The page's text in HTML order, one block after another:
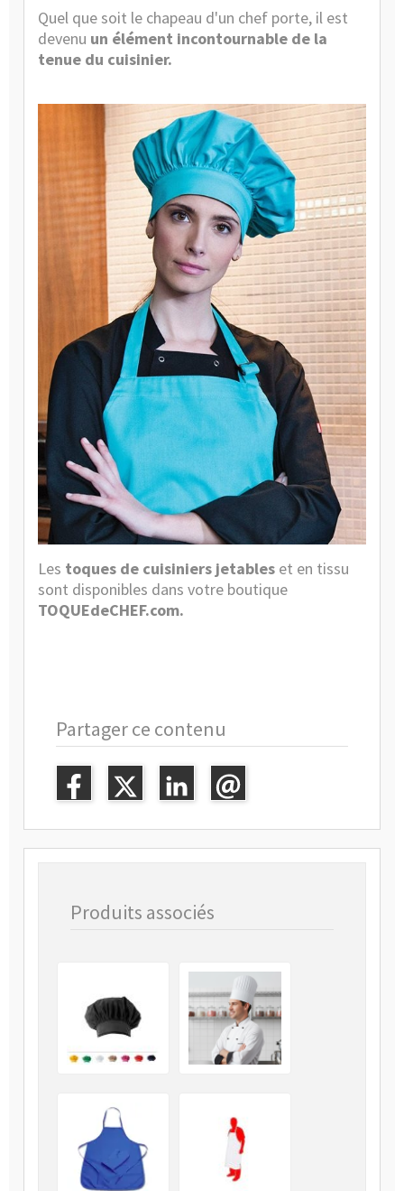
Quel que soit le chapeau d'un chef porte, il est
devenu un élément incontournable de la
tenue du cuisinier.
Les toques de cuisiniers jetables et en tissu
sont disponibles dans votre boutique
TOQUEdeCHEF.com.
Partager ce contenu
Produits associés